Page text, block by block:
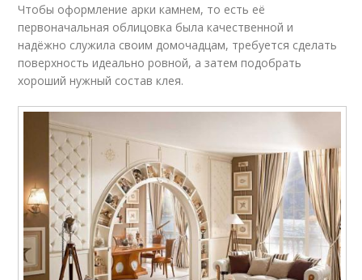
Чтобы оформление арки камнем, то есть её
первоначальная облицовка была качественной и
надёжно служила своим домочадцам, требуется сделать
поверхность идеально ровной, а затем подобрать
хороший нужный состав клея.